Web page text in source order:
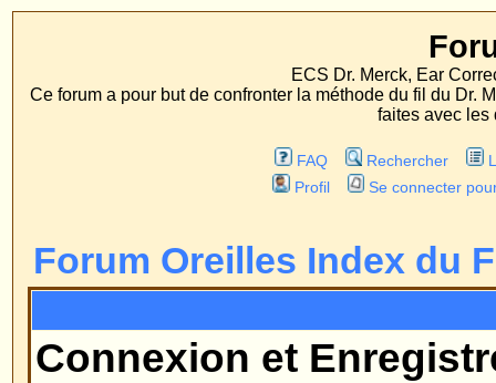
Forum
ECS Dr. Merck, Ear Correction System,
Ce forum a pour but de confronter la méthode du fil du Dr. Merck aux
faites avec les deux procédés
Liste des Membres
Forum Oreilles Index du Forum
Connexion et Enregistrement
Pourquoi n'ai-je pas besoin de